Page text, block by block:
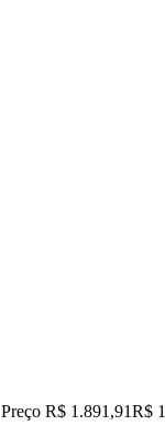
Preço R$ 1.891,91R$